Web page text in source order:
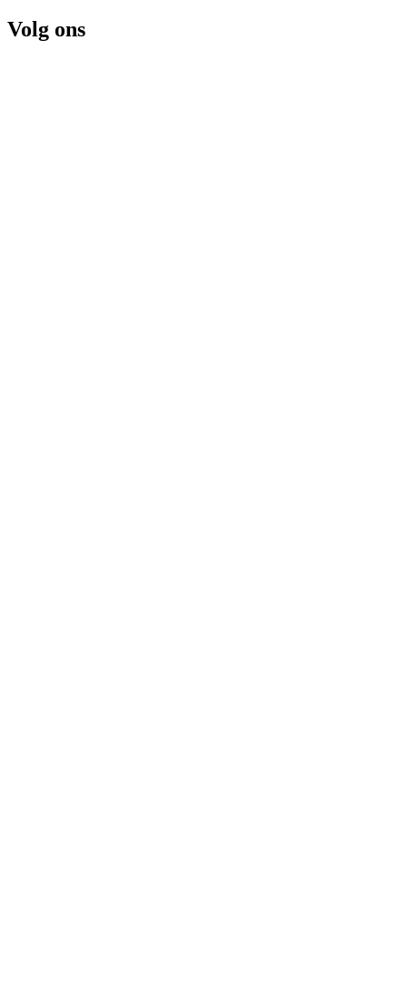
Volg ons